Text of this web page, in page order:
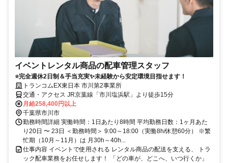
イベントレンタル商品の配車管理スタッフ
⭐完全週休2日制＆手当充実✨未経験から安定環境目指せます！
トランコムEX東日本 市川第2事業所
交通・アクセス JR京葉線「市川塩浜駅」より徒歩15分
月給258,400円以上
千葉県市川市
勤務時間詳細 実働時間：1日あたり8時間 平均勤務日数：1ヶ月あた
り20日 〜 23日 ＜勤務時間＞ 9:00～18:00（実働8h/休憩60分） ※繁
忙期（10月～11月）は 月30h～40h...
仕事内容 イベントで使用される レンタル商品の配送を支える、 トラ
ック配車業務をお任せします！ 「どの車が、どこへ、いつ行くか」